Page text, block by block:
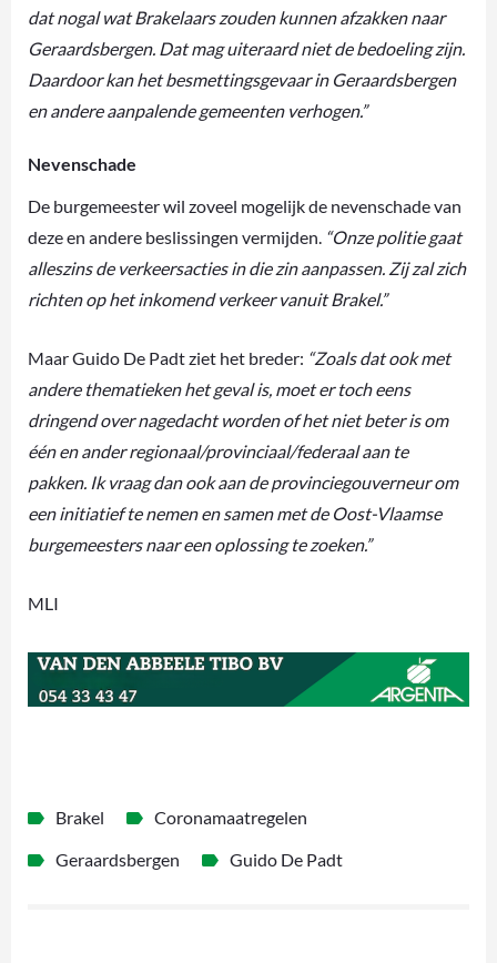
dat nogal wat Brakelaars zouden kunnen afzakken naar
Geraardsbergen. Dat mag uiteraard niet de bedoeling zijn.
Daardoor kan het besmettingsgevaar in Geraardsbergen
en andere aanpalende gemeenten verhogen.”
Nevenschade
De burgemeester wil zoveel mogelijk de nevenschade van
deze en andere beslissingen vermijden. “Onze politie gaat
alleszins de verkeersacties in die zin aanpassen. Zij zal zich
richten op het inkomend verkeer vanuit Brakel.”
Maar Guido De Padt ziet het breder: “Zoals dat ook met
andere thematieken het geval is, moet er toch eens
dringend over nagedacht worden of het niet beter is om
één en ander regionaal/provinciaal/federaal aan te
pakken. Ik vraag dan ook aan de provinciegouverneur om
een initiatief te nemen en samen met de Oost-Vlaamse
burgemeesters naar een oplossing te zoeken.”
MLI
Brakel
Coronamaatregelen
Geraardsbergen
Guido De Padt